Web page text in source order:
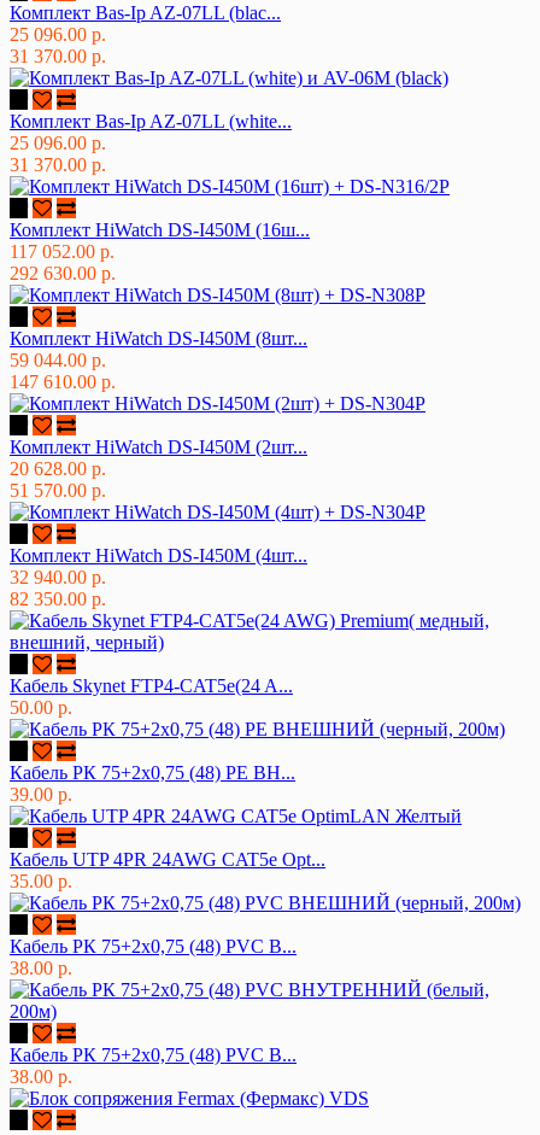
Комплект Bas-Ip AZ-07LL (blac...
25 096.00 р.
31 370.00 р.
Комплект Bas-Ip AZ-07LL (white...
25 096.00 р.
31 370.00 р.
Комплект HiWatch DS-I450M (16ш...
117 052.00 р.
292 630.00 р.
Комплект HiWatch DS-I450M (8шт...
59 044.00 р.
147 610.00 р.
Комплект HiWatch DS-I450M (2шт...
20 628.00 р.
51 570.00 р.
Комплект HiWatch DS-I450M (4шт...
32 940.00 р.
82 350.00 р.
Кабель Skynet FTP4-CAT5e(24 A...
50.00 р.
Кабель РК 75+2х0,75 (48) PE ВН...
39.00 р.
Кабель UTP 4PR 24AWG CAT5e Opt...
35.00 р.
Кабель РК 75+2х0,75 (48) PVC В...
38.00 р.
Кабель РК 75+2х0,75 (48) PVC В...
38.00 р.